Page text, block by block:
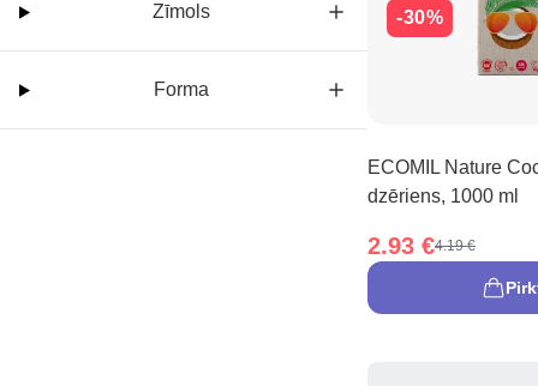
Zīmols
Forma
-30%
ECOMIL Nature
dzēriens, 1000 ml
2.93 €4.19 €